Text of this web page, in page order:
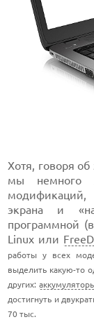
Хотя, говоря
мы немного
экрана и
программной
Linux или
работы у всех
выделить какую-то
других:
достигнуть и
70 тыс.